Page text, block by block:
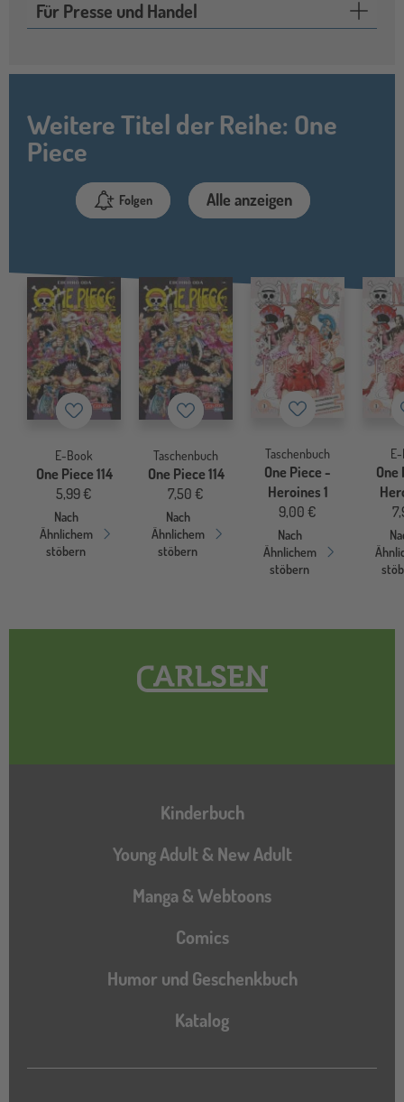
Für Presse und Handel
Weitere Titel der Reihe: One
Piece
Folgen Alle anzeigen
Merkzettel
E-Book
One Piece 114
5,99 €
Nach
Ähnlichem
stöbern
Merkzettel
Taschenbuch
One Piece 114
7,50 €
Nach
Ähnlichem
stöbern
Merkzettel
Taschenbuch
One Piece -
Heroines 1
9,00 €
Nach
Ähnlichem
stöbern
One
Hauptnavigation
Kinderbuch
Young Adult & New Adult
Manga & Webtoons
Comics
Humor und Geschenkbuch
Katalog
Katalog